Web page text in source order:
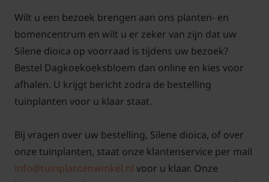
gericht zijn op het versterken van de lokale flora en
Wilt u een bezoek brengen aan ons planten- en
bomencentrum en wilt u er zeker van zijn dat uw
Silene dioica op voorraad is tijdens uw bezoek?
Bestel Dagkoekoeksbloem dan online en kies voor
afhalen. U krijgt bericht zodra de bestelling
tuinplanten voor u klaar staat.
Bij vragen over uw bestelling, Silene dioica, of over
onze tuinplanten, staat onze klantenservice per mail
info@tuinplantenwinkel.nl voor u klaar. Onze